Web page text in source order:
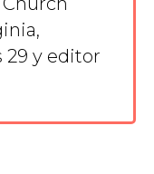
29 y editor